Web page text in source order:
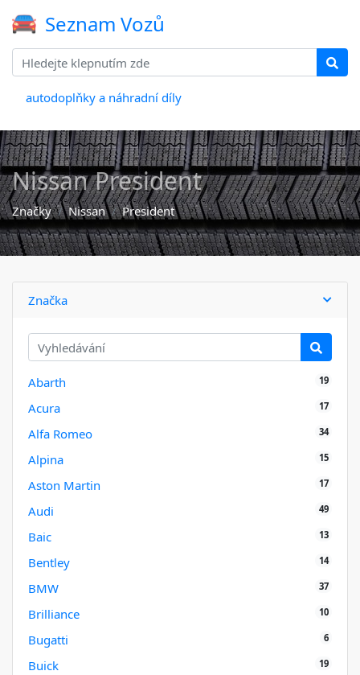
Seznam Vozů
autodoplňky a náhradní díly
Nissan President
Značky Nissan President
Značka
Abarth 19
Acura 17
Alfa Romeo 34
Alpina 15
Aston Martin 17
Audi 49
Baic 13
Bentley 14
BMW 37
Brilliance 10
Bugatti 6
Buick 19